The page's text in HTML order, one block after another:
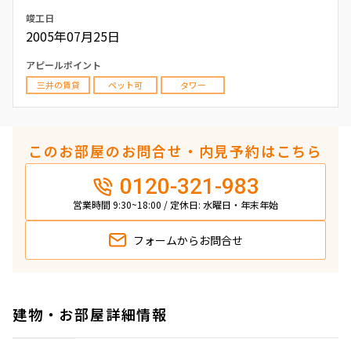
竣工日
2005年07月25日
アピールポイント
三井の賃貸 ペット可 タワー
このお部屋のお問合せ・内見予約はこちら
0120-321-983
営業時間 9:30~18:00 / 定休日: 水曜日・年末年始
フォームから お問合せ
建物・お部屋詳細情報